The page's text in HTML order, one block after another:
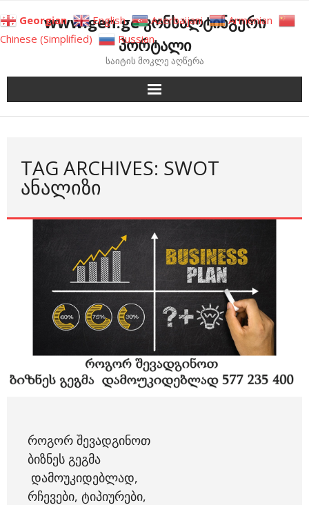
to
content
www.gen.ge კონსალტინგური
პორტალი
საიტის მოკლე აღწერა
TAG ARCHIVES: SWOT
ᲐᲜᲐᲚᲘᲖᲘ
ᲠᲝᲒᲝᲠ ᲨᲔᲕᲐᲓᲒᲘᲜᲝᲗ
ᲑᲘᲖᲜᲔᲡ ᲒᲔᲒᲛᲐ
ᲓᲐᲛᲝᲣᲙᲘᲓᲔᲑᲚᲐᲓ,
ᲠᲩᲔᲕᲔᲑᲘ, ᲢᲘᲞᲘᲣᲠᲔᲑᲘ,
Georgian English Azerbaijani
Armenian
Chinese (Simplified)
Russian